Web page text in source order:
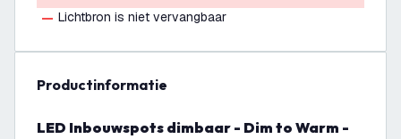
Lichtbron is niet vervangbaar
productinformatie
LED Inbouwspots dimbaar - Dim to Warm -